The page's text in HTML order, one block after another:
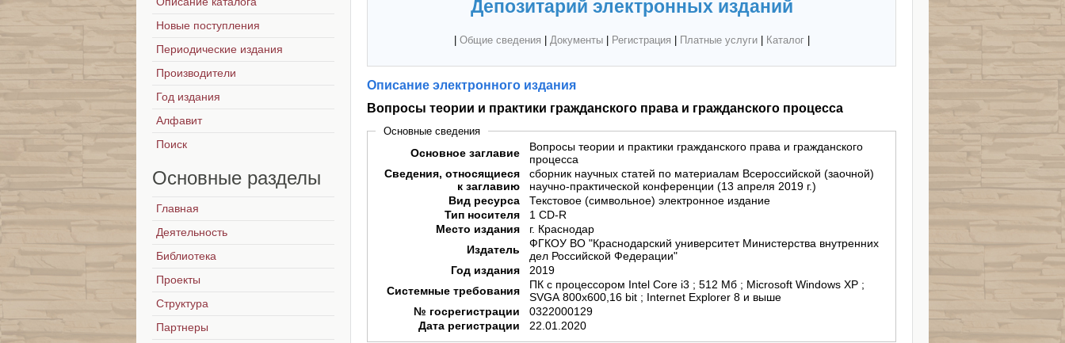
Депозитарий электронных изданий
Общие сведения Документы| Регистрация Платные услуги| Каталог|
Описание электронного издания
Вопросы теории и практики гражданского права и гражданского процесса
Основные сведения
Основное заглавие
Вопросы теории и практики гражданского права и гражданского
процесса
Сведения, относящиеся
к заглавию
сборник научных статей по материалам Всероссийской (заочной)
научно-практической конференции (13 апреля 2019 г.)
Вид ресурса
Текстовое (символьное) электронное издание
Тип носителя
1 CD-R
Место издания
г. Краснодар
Издатель
ФГКОУ ВО "Краснодарский университет Министерства внутренних
дел Российской Федерации"
Год издания
2019
Системные требования
ПК с процессором Intel Core i3 ; 512 Mб ; Microsoft Windows XP ;
SVGA 800x600,16 bit ; Internet Explorer 8 и выше
№ госрегистрации
0322000129
Дата регистрации
22.01.2020
Новые поступления
Периодические издания
Производители
Год издания
Алфавит
Поиск
Основные разделы
Главная
Деятельность
Библиотека
Проекты
Структура
Партнеры